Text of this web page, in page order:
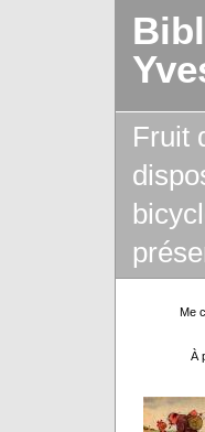
Fruit
Me
À